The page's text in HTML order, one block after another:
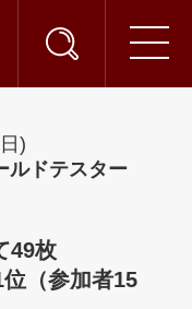
)
ルドテスター
49枚
位（参加者15